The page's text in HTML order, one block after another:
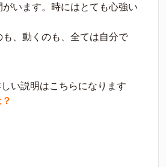
います。時にはとても心強い
、動くのも、全ては自分で
い説明はこちらになります